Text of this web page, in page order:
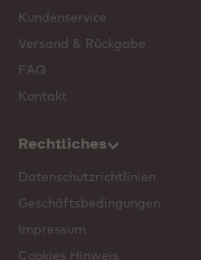
Kundenservice
Versand & Rückgabe
FAQ
Kontakt
Rechtliches
Datenschutzrichtlinien
Geschäftsbedingungen
Impressum
Cookies Hinweis